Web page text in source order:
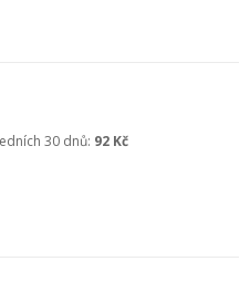
30 dnů: 92 Kč